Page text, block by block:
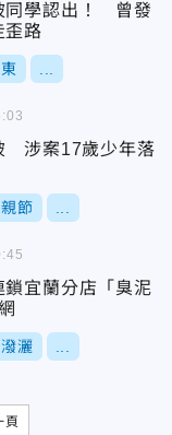
同學認出！ 曾發
歪路
涉案17歲少年落
節
宜蘭分店「臭泥
潑灑
頁